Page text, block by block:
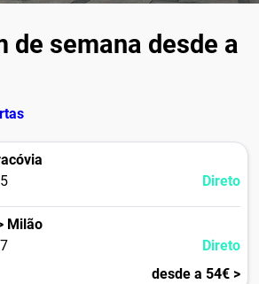
de semana desde a
Direto
Milão
Direto
desde a 54€ >